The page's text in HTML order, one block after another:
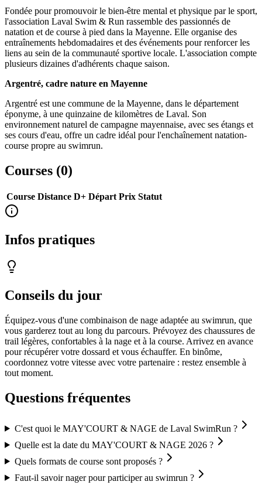
Fondée pour promouvoir le bien-être mental et physique par le sport,
l'association Laval Swim & Run rassemble des passionnés de
natation et de course à pied dans la Mayenne. Elle organise des
entraînements hebdomadaires et des événements pour renforcer les
liens au sein de la communauté sportive locale. L'association compte
plusieurs dizaines d'adhérents chaque saison.
Argentré, cadre nature en Mayenne
Argentré est une commune de la Mayenne, dans le département
éponyme, à une quinzaine de kilomètres de Laval. Son
environnement naturel de campagne mayennaise, avec ses étangs et
ses cours d'eau, offre un cadre idéal pour l'enchaînement natation-
course propre au swimrun.
Courses (0)
Course Distance D+ Départ Prix Statut
Infos pratiques
Conseils du jour
Équipez-vous d'une combinaison de nage adaptée au swimrun, que
vous garderez tout au long du parcours. Prévoyez des chaussures de
trail légères, confortables à la nage et à la course. Arrivez en avance
pour récupérer votre dossard et vous échauffer. En binôme,
coordonnez votre vitesse avec votre partenaire : restez ensemble à
tout moment.
Questions fréquentes
C'est quoi le MAY'COURT & NAGE de Laval SwimRun ?
Quelle est la date du MAY'COURT & NAGE 2026 ?
Quels formats de course sont proposés ?
Faut-il savoir nager pour participer au swimrun ?